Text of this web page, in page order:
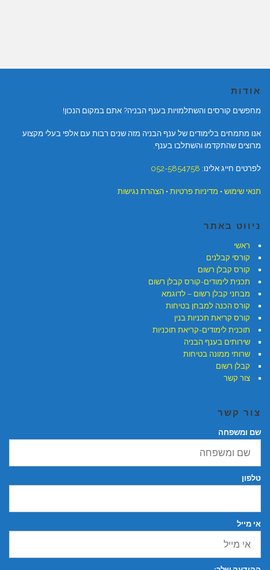
אודות
מחפשים קורסים והשתלמויות בענף הבניה? אתם במקום הנכון!
אנו מתמחים בלימודים של ענף הבניה מזה שנים רבות עם אלפי בעלי מקצוע
מרוצים שהתקדמו והשתלבו בענף.
לפרטים חייג אלינו: 052-5854758
תנאי שימוש • מדיניות פרטיות • הצהרת נגישות
ניווט באתר
ראשי
קורסי קבלנים
קורס קבלן רשום
תכנית לימודים-קורס קבלן רשום
מבחני קבלן רשום – לדוגמא
קורס הכנה למבחן בטיחות
קורס קריאת תכניות בנין
תוכנית לימודים-קריאת תוכניות
שירותים בענף הבניה
שרותי ממונה בטיחות
קבלן רשום
צור קשר
צור קשר
שם ומשפחה
טלפון
אי מייל